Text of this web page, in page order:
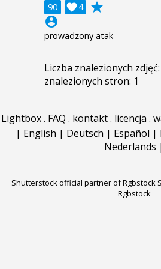
90 4

grade
account_circle
prowadzony atak
Liczba znalezionych
znalezionych stron: 1
Lightbox. FAQ . kontakt. licencja .
| English | Deutsch | Español |
Nederlands |
Shutterstock official partner of Rgbstock
Rgbstock